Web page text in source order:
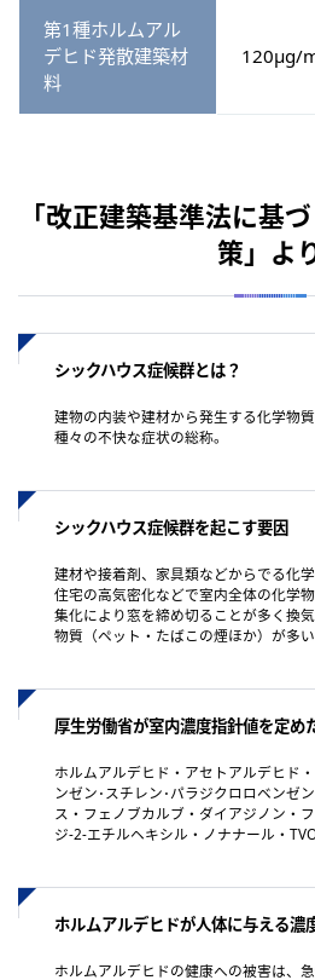
第1種ホルムアル
デヒド発散建築材
料
120µg/
「改正建築基準法に基
策」よ
シックハウス症候群とは？
建物の内装や建材から発生する化学物
種々の不快な症状の総称。
シックハウス症候群を起こす要因
建材や接着剤、家具類などからでる化
住宅の高気密化などで室内全体の化学
集化により窓を締め切ることが多く換
物質（ペット・たばこの煙ほか）が多い
厚生労働省が室内濃度指針値を定め
ホルムアルデヒド・アセトアルデヒド
ンゼン･スチレン･パラジクロロベンゼ
ス・フェノブカルブ・ダイアジノン・
ジ-2-エチルヘキシル・ノナナール・
ホルムアルデヒドが人体に与える濃
ホルムアルデヒドの健康への被害は、